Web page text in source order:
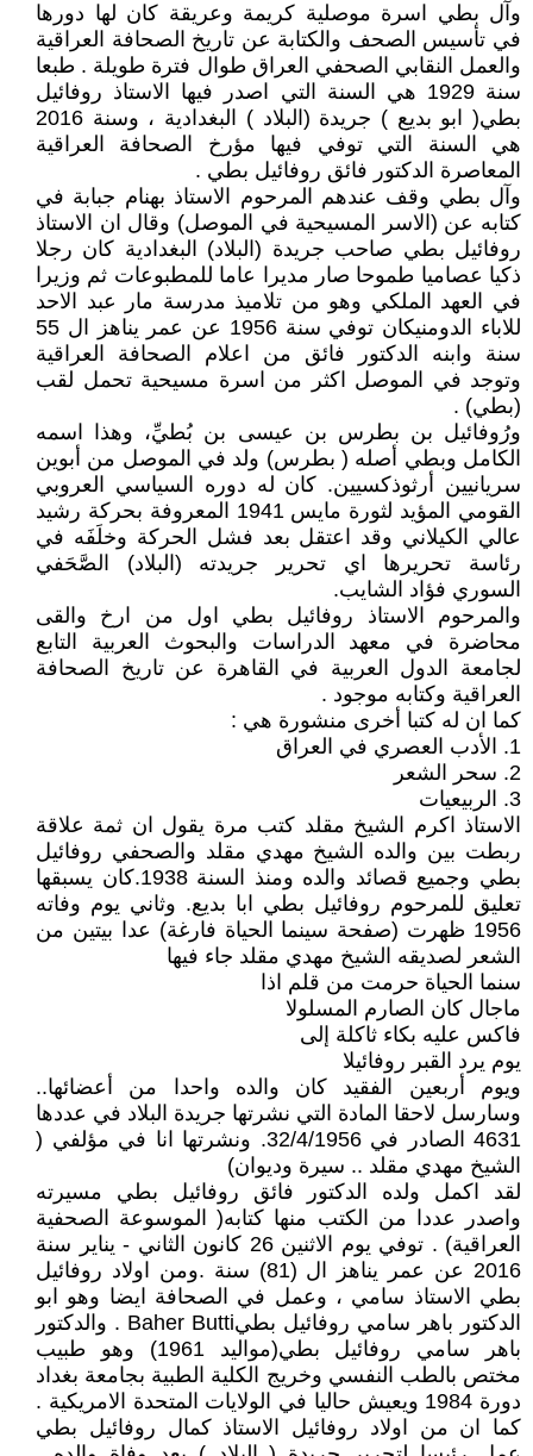
وآل بطي اسرة موصلية كريمة وعريقة كان لها دورها
في تأسيس الصحف والكتابة عن تاريخ الصحافة العراقية
والعمل النقابي الصحفي العراق طوال فترة طويلة . طبعا
سنة 1929 هي السنة التي اصدر فيها الاستاذ روفائيل
بطي( ابو بديع ) جريدة (البلاد ) البغدادية ، وسنة 2016
هي السنة التي توفي فيها مؤرخ الصحافة العراقية
المعاصرة الدكتور فائق روفائيل بطي .
وآل بطي وقف عندهم المرحوم الاستاذ بهنام جبابة في
كتابه عن (الاسر المسيحية في الموصل) وقال ان الاستاذ
روفائيل بطي صاحب جريدة (البلاد) البغدادية كان رجلا
ذكيا عصاميا طموحا صار مديرا عاما للمطبوعات ثم وزيرا
في العهد الملكي وهو من تلاميذ مدرسة مار عبد الاحد
للاباء الدومنيكان توفي سنة 1956 عن عمر يناهز ال 55
سنة وابنه الدكتور فائق من اعلام الصحافة العراقية
وتوجد في الموصل اكثر من اسرة مسيحية تحمل لقب
(بطي) .
ورُوفائيل بن بطرس بن عيسى بن بُطيِّ، وهذا اسمه
الكامل وبطي أصله ( بطرس) ولد في الموصل من أبوين
سريانيين أرثوذكسيين. كان له دوره السياسي العروبي
القومي المؤيد لثورة مايس 1941 المعروفة بحركة رشيد
عالي الكيلاني وقد اعتقل بعد فشل الحركة وخلَفَه في
رئاسة تحريرها اي تحرير جريدته (البلاد) الصَّحَفي
السوري فؤاد الشايب.
والمرحوم الاستاذ روفائيل بطي اول من ارخ والقى
محاضرة في معهد الدراسات والبحوث العربية التابع
لجامعة الدول العربية في القاهرة عن تاريخ الصحافة
العراقية وكتابه موجود .
كما ان له كتبا أخرى منشورة هي :
1. الأدب العصري في العراق
2. سحر الشعر
3. الربيعيات
الاستاذ اكرم الشيخ مقلد كتب مرة يقول ان ثمة علاقة
ربطت بين والده الشيخ مهدي مقلد والصحفي روفائيل
بطي وجميع قصائد والده ومنذ السنة 1938.كان يسبقها
تعليق للمرحوم روفائيل بطي ابا بديع. وثاني يوم وفاته
1956 ظهرت (صفحة سينما الحياة فارغة) عدا بيتين من
الشعر لصديقه الشيخ مهدي مقلد جاء فيها
سنما الحياة حرمت من قلم اذا
ماجال كان الصارم المسلولا
فاكس عليه بكاء ثاكلة إلى
يوم يرد القبر روفائيلا
ويوم أربعين الفقيد كان والده واحدا من أعضائها..
وسارسل لاحقا المادة التي نشرتها جريدة البلاد في عددها
4631 الصادر في 32/4/1956. ونشرتها انا في مؤلفي (
الشيخ مهدي مقلد .. سيرة وديوان)
لقد اكمل ولده الدكتور فائق روفائيل بطي مسيرته
واصدر عددا من الكتب منها كتابه( الموسوعة الصحفية
العراقية) . توفي يوم الاثنين 26 كانون الثاني - يناير سنة
2016 عن عمر يناهز ال (81) سنة .ومن اولاد روفائيل
بطي الاستاذ سامي ، وعمل في الصحافة ايضا وهو ابو
الدكتور باهر سامي روفائيل بطيBaher Butti . والدكتور
باهر سامي روفائيل بطي(مواليد 1961) وهو طبيب
مختص بالطب النفسي وخريج الكلية الطبية بجامعة بغداد
دورة 1984 ويعيش حاليا في الولايات المتحدة الامريكية .
كما ان من اولاد روفائيل الاستاذ كمال روفائيل بطي